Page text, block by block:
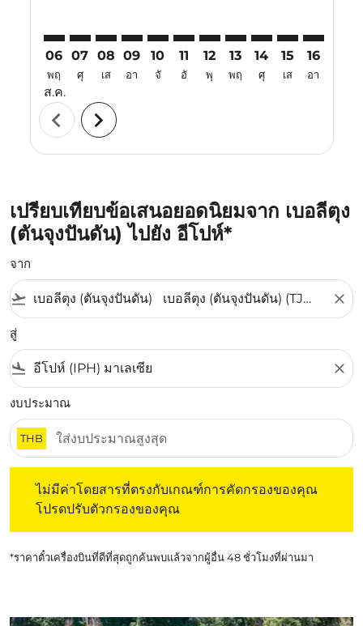
06
พฤ
ส.ค.
07
ศุ
08
เส
09
อา
10
จั
11
อั
12
พุ
13
พฤ
14
ศุ
15
เส
16
อา
chevron_left chevron_right
เปรียบเทียบข้อเสนอยอดนิยมจาก เบอลีตุง
(ตันจุงปันดัน) ไปยัง อีโปห์*
จาก
flight_takeoff close
สู่
flight_land close
งบประมาณ
THB
ไม่มีค่าโดยสารที่ตรงกับเกณฑ์การคัดกรองของคุณ
โปรดปรับตัวกรองของคุณ
*ราคาตั๋วเครื่องบินที่ดีที่สุดถูกค้นพบแล้วจากผู้อื่น 48 ชั่วโมงที่ผ่านมา